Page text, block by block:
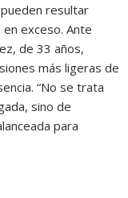
resultar
exceso. Ante
de 33 años,
más ligeras de
“No se trata
sino de
para